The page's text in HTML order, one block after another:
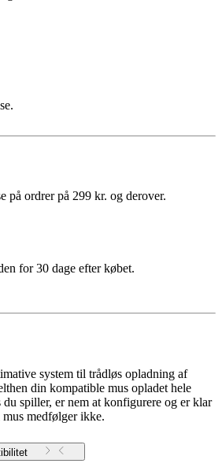
på ordrer på 299 kr. og derover.
for 30 dage efter købet.
system til trådløs opladning af
din kompatible mus opladet hele
du spiller, er nem at konfigurere og er klar
medfølger ikke.